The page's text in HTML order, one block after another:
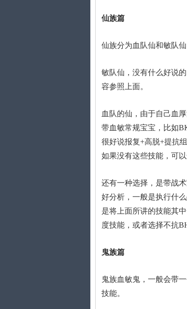
仙族篇
仙族分为血队仙和敏队仙
敏队仙，没有什么好说
容参照上面。
血队的仙，由于自己血
带血敏常规宝宝，比如
很好说报复+高脱+提抗
如果没有这些技能，可
还有一种选择，是带战
好分析，一般是执行什
是将上面所讲的技能其
度技能，或者选择不抗
鬼族篇
鬼族血敏鬼，一般会带
技能。